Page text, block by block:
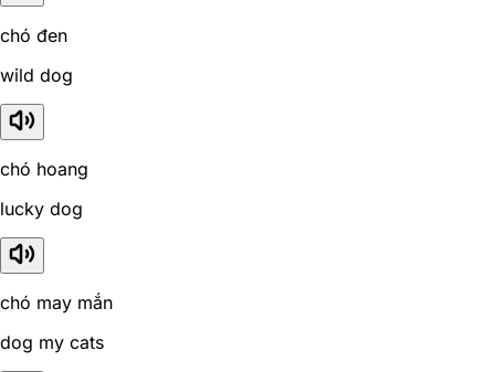
chó đen
wild dog
chó hoang
lucky dog
chó may mắn
dog my cats